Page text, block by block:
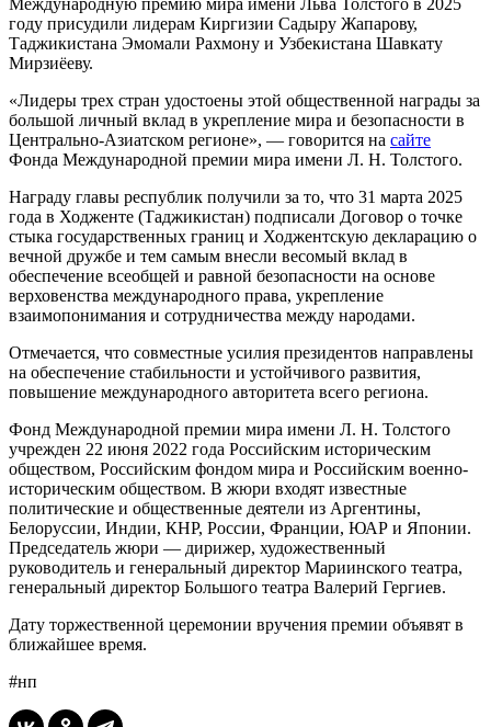
году присудили лидерам Киргизии Садыру Жапарову,
Таджикистана Эмомали Рахмону и Узбекистана Шавкату
Мирзиёеву.
«Лидеры трех стран удостоены этой общественной награды за
большой личный вклад в укрепление мира и безопасности в
Центрально-Азиатском регионе», — говорится на сайте
Фонда Международной премии мира имени Л. Н. Толстого.
Награду главы республик получили за то, что 31 марта 2025
года в Ходженте (Таджикистан) подписали Договор о точке
стыка государственных границ и Ходжентскую декларацию о
вечной дружбе и тем самым внесли весомый вклад в
обеспечение всеобщей и равной безопасности на основе
верховенства международного права, укрепление
взаимопонимания и сотрудничества между народами.
Отмечается, что совместные усилия президентов направлены
на обеспечение стабильности и устойчивого развития,
повышение международного авторитета всего региона.
Фонд Международной премии мира имени Л. Н. Толстого
учрежден 22 июня 2022 года Российским историческим
обществом, Российским фондом мира и Российским военно-
историческим обществом. В жюри входят известные
политические и общественные деятели из Аргентины,
Белоруссии, Индии, КНР, России, Франции, ЮАР и Японии.
Председатель жюри — дирижер, художественный
руководитель и генеральный директор Мариинского театра,
генеральный директор Большого театра Валерий Гергиев.
Дату торжественной церемонии вручения премии объявят в
ближайшее время.
#нп